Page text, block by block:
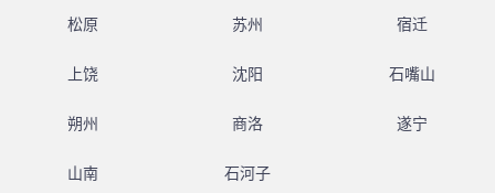
松原 苏州 宿迁
上饶 沈阳 石嘴山
朔州 商洛 遂宁
山南 石河子